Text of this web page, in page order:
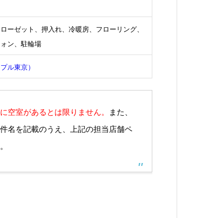
ーゼット、押入れ、冷暖房、フローリング、
ン、駐輪場
ル東京）
空室があるとは限りません。 また、
名を記載のうえ、上記の担当店舗ペ